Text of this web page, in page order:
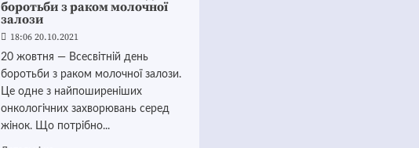
боротьби з раком молочної
залози
18:06 20.10.2021
20 жовтня — Всесвітній день
боротьби з раком молочної залози.
Це одне з найпоширеніших
онкологічних захворювань серед
жінок. Що потрібно...